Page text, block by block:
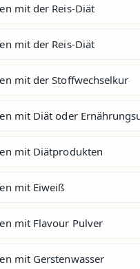
mit der Reis-Diät
mit der Reis-Diät
mit der Stoffwechselkur
mit Diät oder
mit Diätprodukten
mit Eiweiß
mit Flavour Pulver
mit Gerstenwasser